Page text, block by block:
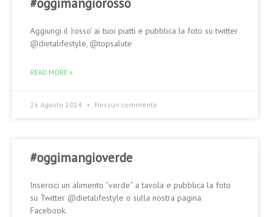
#oggimangiorosso
Aggiungi il ‘rosso’ ai tuoi piatti e pubblica la foto su twitter
@dietalifestyle, @topsalute
READ MORE »
26 Agosto 2014 Nessun commento
#oggimangioverde
Inserisci un alimento “verde” a tavola e pubblica la foto
su Twitter @dietalifestyle o sulla nostra pagina
Facebook.